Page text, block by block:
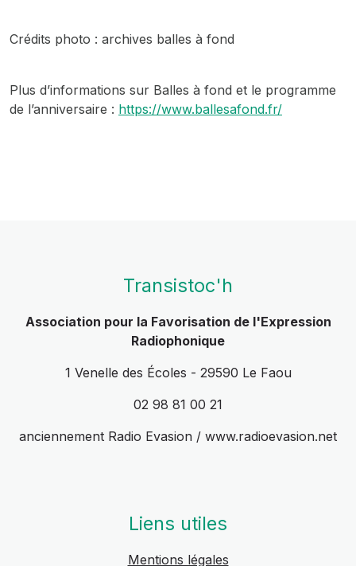
Crédits photo : archives balles à fond
Plus d’informations sur Balles à fond et le programme
de l’anniversaire : https://www.ballesafond.fr/
Transistoc'h
Association pour la Favorisation de l'Expression
Radiophonique
1 Venelle des Écoles - 29590 Le Faou
02 98 81 00 21
anciennement Radio Evasion / www.radioevasion.net
Liens utiles
Mentions légales